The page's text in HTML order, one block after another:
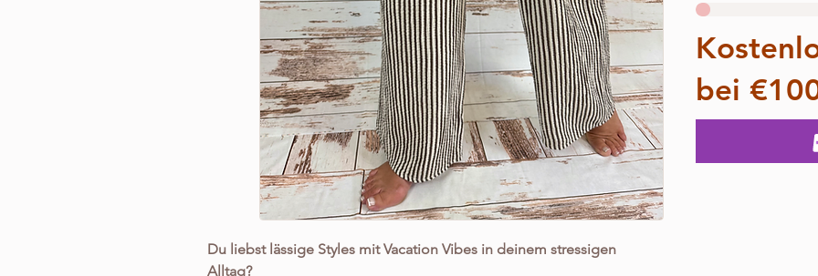
Du liebst lässige Styles mit Vacation Vibes in deinem stressigen
Alltag?
bei